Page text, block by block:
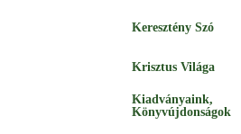
Keresztény Szó
Krisztus Világa
Kiadványaink,
Könyvújdonságok